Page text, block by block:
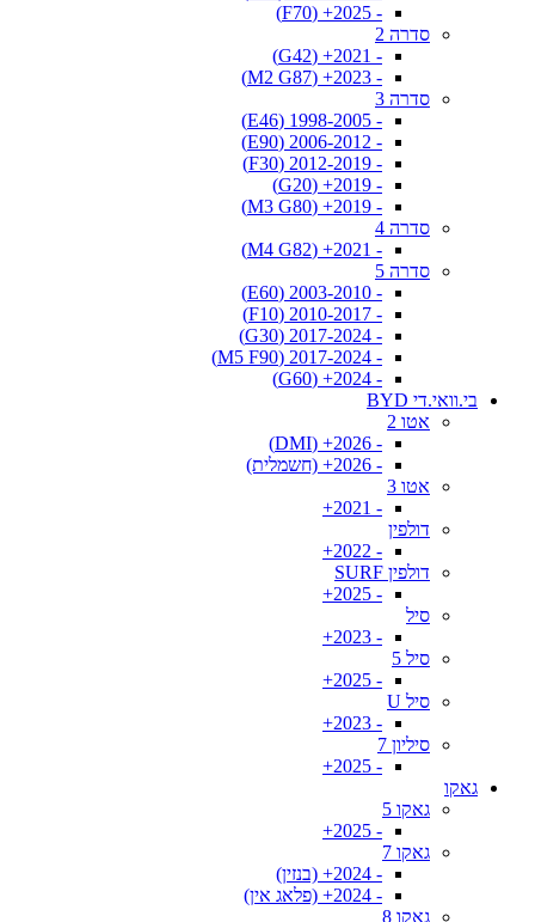
- 2025+ (F70)
סדרה 2
- 2021+ (G42)
- 2023+ (M2 G87)
סדרה 3
- 1998-2005 (E46)
- 2006-2012 (E90)
- 2012-2019 (F30)
- 2019+ (G20)
- 2019+ (M3 G80)
סדרה 4
- 2021+ (M4 G82)
סדרה 5
- 2003-2010 (E60)
- 2010-2017 (F10)
- 2017-2024 (G30)
- 2017-2024 (M5 F90)
- 2024+ (G60)
בי.וואי.די BYD
אטו 2
- 2026+ (DMI)
- 2026+ (חשמלית)
אטו 3
- 2021+
דולפין
- 2022+
דולפין SURF
- 2025+
סיל
- 2023+
סיל 5
- 2025+
סיל U
- 2023+
סיליון 7
- 2025+
גאקו
גאקו 5
- 2025+
גאקו 7
- 2024+ (בנזין)
- 2024+ (פלאג אין)
גאקו 8